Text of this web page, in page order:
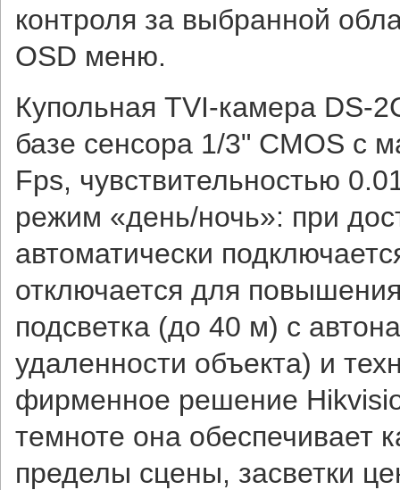
контроля за выбранной
OSD меню.
Купольная TVI-камера DS-
базе сенсора 1/3" CMOS с
Fps, чувствительностью
режим «день/ночь»: при
автоматически
отключается для
подсветка (до 40 м) с
удаленности объекта) и
фирменное решение
темноте она обеспечивает
пределы сцены, засветки